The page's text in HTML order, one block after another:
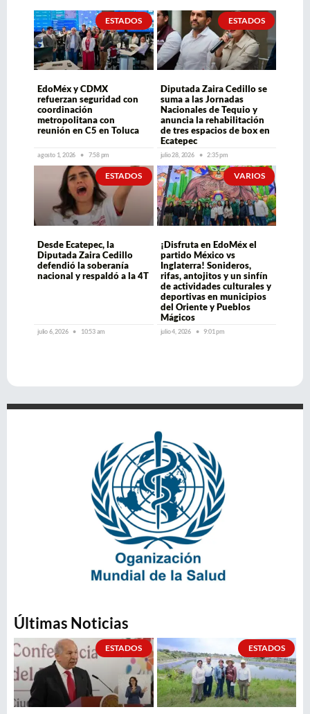
ESTADOS
EdoMéx y CDMX
refuerzan seguridad con
coordinación
metropolitana con
reunión en C5 en Toluca
agosto 1, 2026 7:58 pm
ESTADOS
Diputada Zaira Cedillo se
suma a las Jornadas
Nacionales de Tequio y
anuncia la rehabilitación
de tres espacios de box en
Ecatepec
julio 28, 2026 2:35 pm
ESTADOS
Desde Ecatepec, la
Diputada Zaira Cedillo
defendió la soberanía
nacional y respaldó a la 4T
julio 6, 2026 10:53 am
VARIOS
¡Disfruta en EdoMéx el
partido México vs
Inglaterra! Sonideros,
rifas, antojitos y un sinfín
de actividades culturales y
deportivas en municipios
del Oriente y Pueblos
Mágicos
julio 4, 2026 9:01 pm
Últimas Noticias
ESTADOS ESTADOS